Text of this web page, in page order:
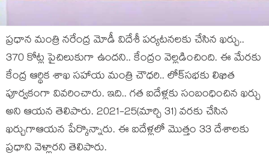
ప్ర‌ధాన మంత్రి న‌రేంద్ర మోడీ విదేశీ ప‌ర్య‌ట‌న‌ల‌కు చేసిన ఖ‌ర్చు..
370 కోట్ల పైచిలుకుగా ఉంద‌ని.. కేంద్రం వెల్ల‌డించింది. ఈ మేర‌కు
కేంద్ర ఆర్థిక శాఖ స‌హాయ మంత్రి చౌధ‌రి.. లోక్‌స‌భ‌కు లిఖిత
పూర్వ‌కంగా వివ‌రించారు. ఇది.. గ‌త ఐదేళ్ల‌కు సంబంధించిన ఖ‌ర్చు
అని ఆయ‌న తెలిపారు. 2021-25(మార్చి 31) వ‌ర‌కు చేసిన
ఖ‌ర్చుగాఆయ‌న పేర్కొన్నారు. ఈ ఐదేళ్ల‌లో మొత్తం 33 దేశాల‌కు
ప్ర‌ధాని వెళ్లార‌ని తెలిపారు.